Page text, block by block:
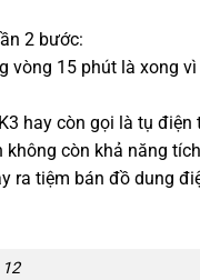
2 bước:
15 phút là xong
hay còn gọi là tụ
còn khả năng
ra tiệm bán đồ dung